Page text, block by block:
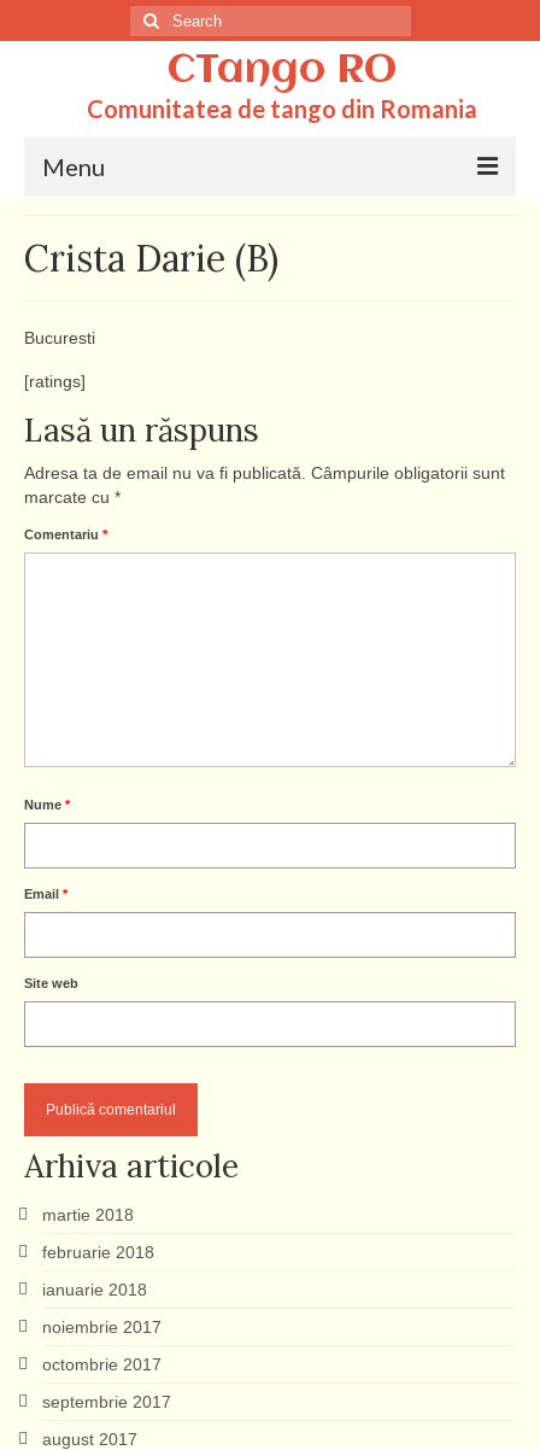
Search
for:
CTango RO
Comunitatea de tango din Romania
Menu
Dictionar
Scoli
Q&A
Crista Darie (B)
Bucuresti
[ratings]
Lasă un răspuns
Adresa ta de email nu va fi publicată. Câmpurile obligatorii sunt
marcate cu *
Comentariu *
Nume *
Email *
Site web
Arhiva articole
martie 2018
februarie 2018
ianuarie 2018
noiembrie 2017
octombrie 2017
septembrie 2017
august 2017